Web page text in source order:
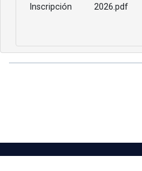
Inscripción
2026.pdf